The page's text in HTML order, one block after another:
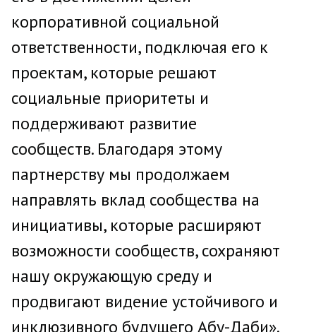
корпоративной социальной
ответственности, подключая его к
проектам, которые решают
социальные приоритеты и
поддерживают развитие
сообществ. Благодаря этому
партнерству мы продолжаем
направлять вклад сообщества на
инициативы, которые расширяют
возможности сообществ, сохраняют
нашу окружающую среду и
продвигают видение устойчивого и
инклюзивного будущего Абу-Даби».